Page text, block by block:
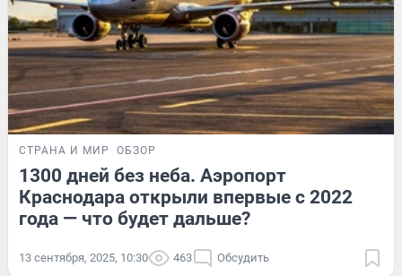
СТРАНА И МИР ОБЗОР
1300 дней без неба. Аэропорт
Краснодара открыли впервые с 2022
года — что будет дальше?
13 сентября, 2025, 10:30 463 Обсудить